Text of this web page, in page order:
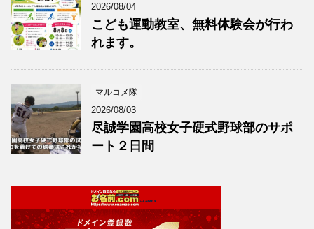
2026/08/04
こども運動教室、無料体験会が行わ
れます。
マルコメ隊
2026/08/03
尽誠学園高校女子硬式野球部のサポ
ート２日間